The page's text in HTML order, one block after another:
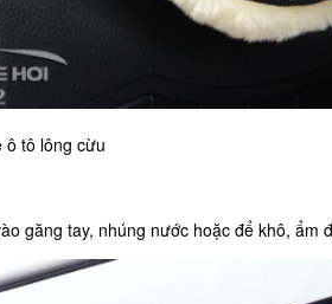
ô tô lông cừu
găng tay, nhúng nước hoặc để khô, ẩm